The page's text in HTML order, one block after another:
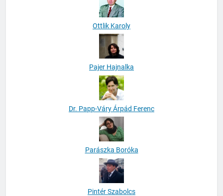
Ottlik Karoly
Pajer Hajnalka
Dr. Papp-Váry Árpád Ferenc
Parászka Boróka
Pintér Szabolcs